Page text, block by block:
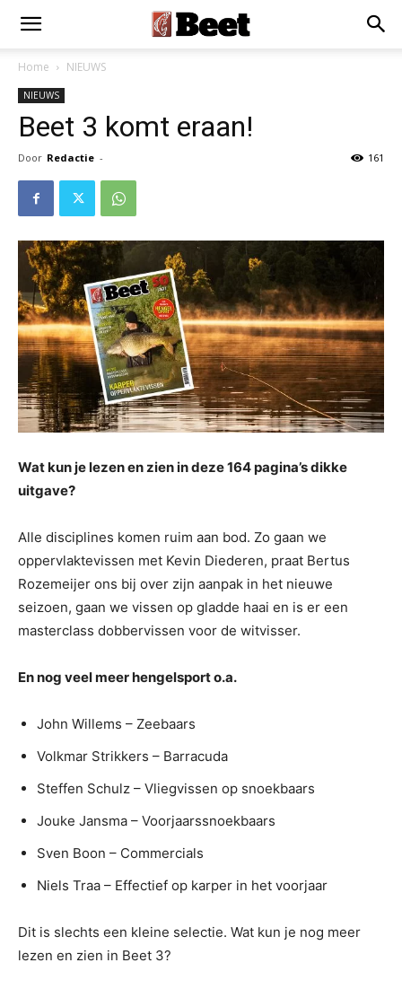
Home NIEUWS
NIEUWS
Beet 3 komt eraan!
Door Redactie - 161
Wat kun je lezen en zien in deze 164 pagina’s dikke
uitgave?
Alle disciplines komen ruim aan bod. Zo gaan we
oppervlaktevissen met Kevin Diederen, praat Bertus
Rozemeijer ons bij over zijn aanpak in het nieuwe
seizoen, gaan we vissen op gladde haai en is er een
masterclass dobbervissen voor de witvisser.
En nog veel meer hengelsport o.a.
John Willems – Zeebaars
Volkmar Strikkers – Barracuda
Steffen Schulz – Vliegvissen op snoekbaars
Jouke Jansma – Voorjaarssnoekbaars
Sven Boon – Commercials
Niels Traa – Effectief op karper in het voorjaar
Dit is slechts een kleine selectie. Wat kun je nog meer
lezen en zien in Beet 3?